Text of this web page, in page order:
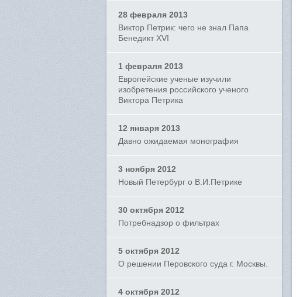
28 февраля 2013
Виктор Петрик: чего не знал Папа
Бенедикт XVI
1 февраля 2013
Европейские ученые изучили
изобретения российского ученого
Виктора Петрика
12 января 2013
Давно ожидаемая монография
3 ноября 2012
Новый Петербург о В.И.Петрике
30 октября 2012
Потребнадзор о фильтрах
5 октября 2012
О решении Перовского суда г. Москвы.
4 октября 2012